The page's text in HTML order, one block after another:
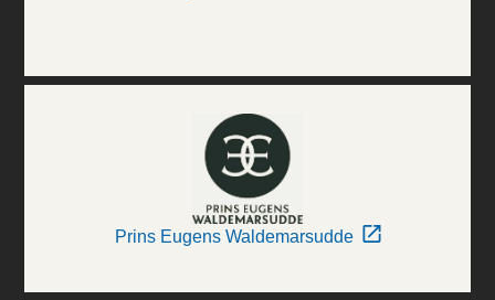
Prins Eugens Waldemarsudde